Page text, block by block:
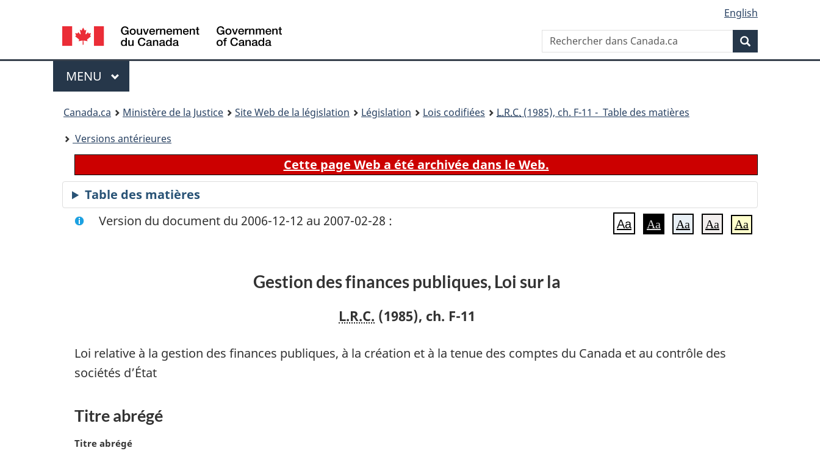
principal
À
site
version
Language
selection
English
Rechercher
dans
Canada.ca
Menu
MENU PRINCIPAL
Canada.ca Ministère de la Justice Site Web de la législation Législation Lois codifiées L.R.C. (1985), ch. F-11 - Table des matières
Versions antérieures
Cette page Web a été archivée dans le Web.
Table des matières
Aa Aa Aa Aa Aa
Version du document du 2006-12-12 au 2007-02-28 :
Gestion des finances publiques, Loi sur la
L.R.C. (1985), ch. F-11
Loi relative à la gestion des finances publiques, à la création et à la tenue des comptes du Canada et au contrôle des
sociétés d’État
Titre abrégé
N
Titre abrégé